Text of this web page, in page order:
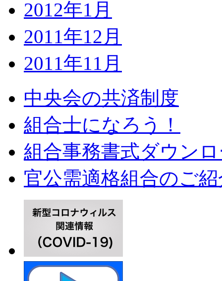
2012年1月
2011年12月
2011年11月
中央会の共済制度
組合士になろう！
組合事務書式ダウン
官公需適格組合のご